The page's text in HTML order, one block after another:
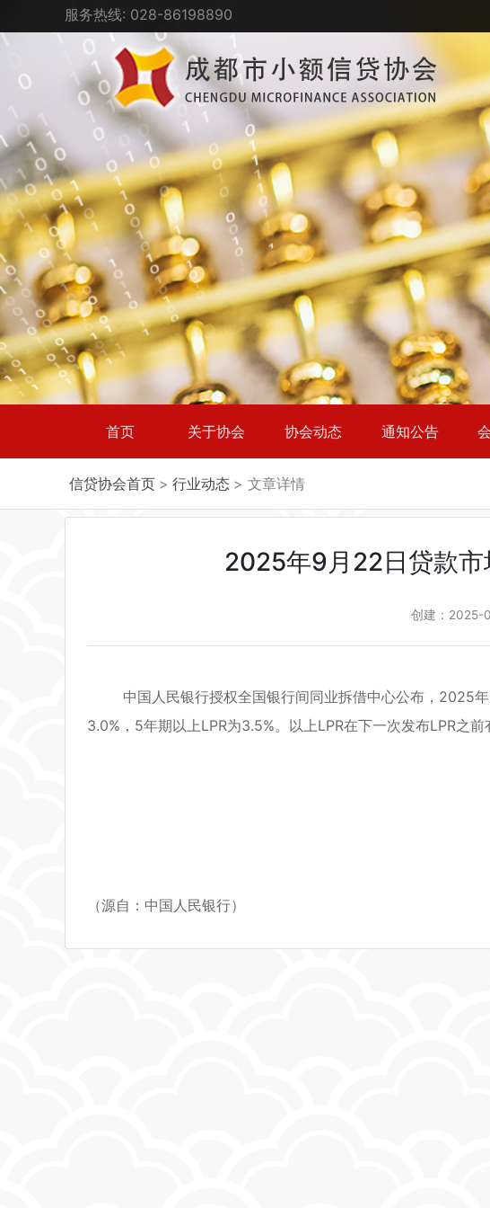
服务热线: 028-86198890
首页 关于协会 协会动态 通知公告
信贷协会首页 > 行业动态 > 文章详情
2025年9月22日贷款市
创建： 2025-
中国人民银行授权全国银行间同业拆借中心公布，2025年
3.0%，5年期以上LPR为3.5%。以上LPR在下一次发布LPR之前
（源自：中国人民银行）